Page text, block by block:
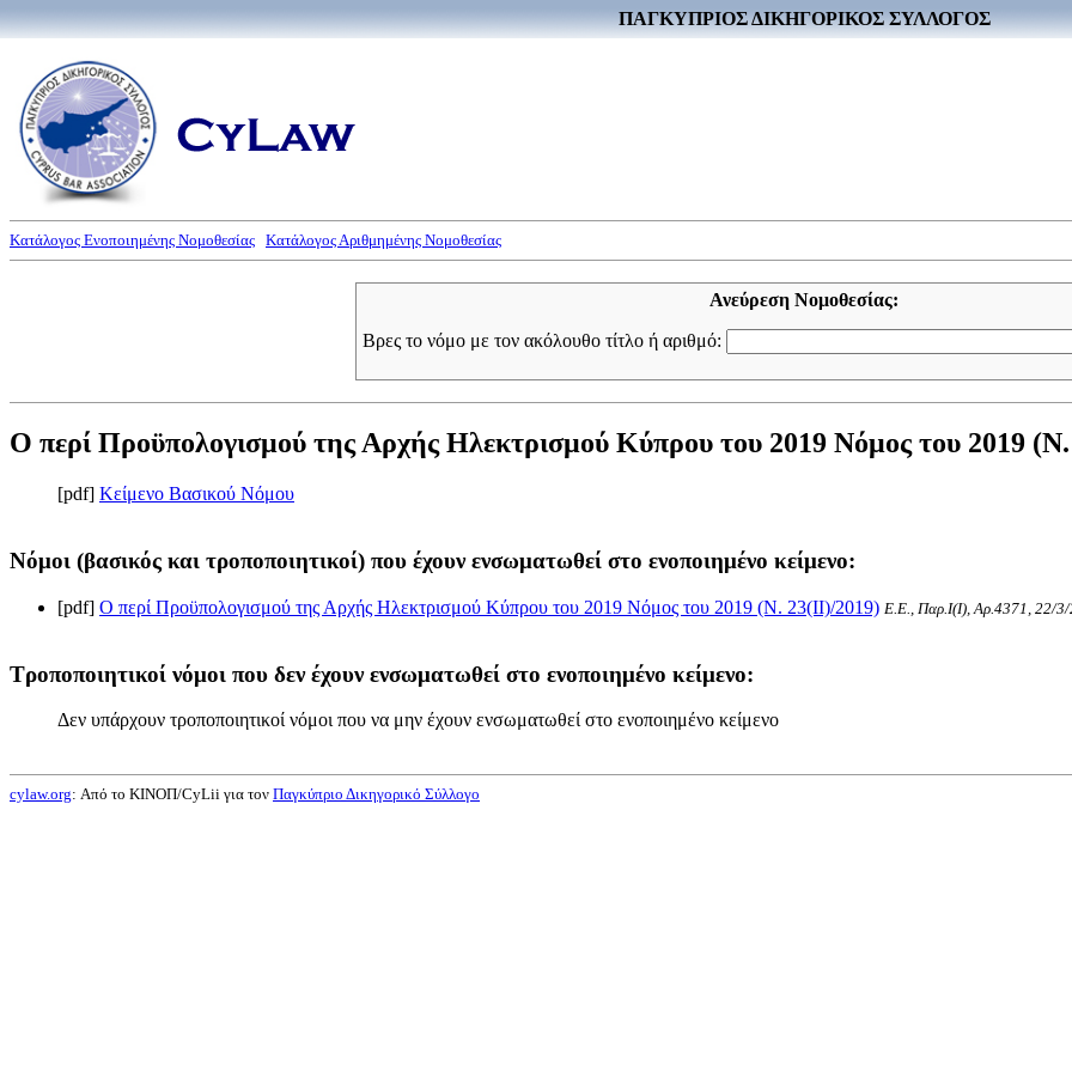
ΠΑΓΚΥΠΡΙΟΣ ΔΙΚΗΓΟΡΙΚΟΣ ΣΥΛΛΟΓΟΣ
Κατάλογος Ενοποιημένης Νομοθεσίας Κατάλογος Αριθμημένης Νομοθεσίας
Ανεύρεση Νομοθεσίας:
Βρες το νόμο με τον ακόλουθο τίτλο ή αριθμό:
Ο περί Προϋπολογισμού της Αρχής Ηλεκτρισμού Κύπρου του 2019 Νόμος του 2019
[pdf] Κείμενο Βασικού Νόμου
Νόμοι (βασικός και τροποποιητικοί) που έχουν ενσωματωθεί στο ενοποιημένο κείμενο:
[pdf] Ο περί Προϋπολογισμού της Αρχής Ηλεκτρισμού Κύπρου του 2019 Νόμος του 2019 (Ν. 23(II)/2019) Ε.Ε., Παρ.Ι(I), Αρ.4371, 22/
Τροποποιητικοί νόμοι που δεν έχουν ενσωματωθεί στο ενοποιημένο κείμενο:
Δεν υπάρχουν τροποποιητικοί νόμοι που να μην έχουν ενσωματωθεί στο ενοποιημένο κείμενο
cylaw.org: Από το ΚΙΝOΠ/CyLii για τον Παγκύπριο Δικηγορικό Σύλλογο